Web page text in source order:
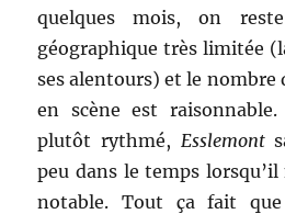
quelques mois, on
géographique très limitée
ses alentours) et le nombre
en scène est
plutôt rythmé, Esslemont
peu dans le temps lorsqu’il
notable. Tout ça fait